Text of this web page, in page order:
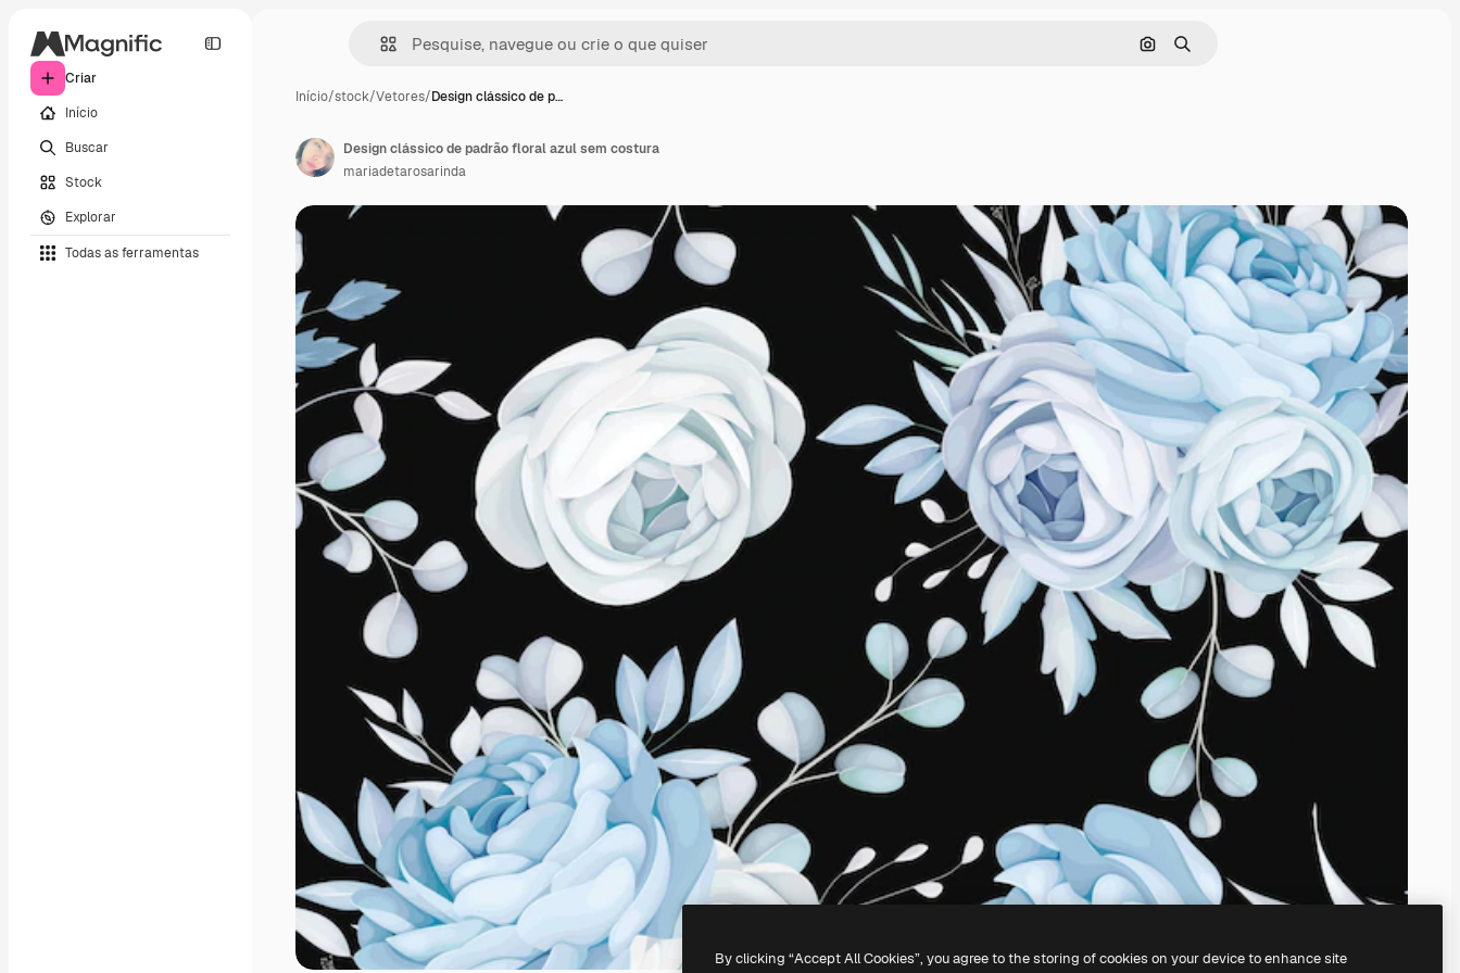
Criar
Início
Buscar
Stock
Explorar
Todas as ferramentas
Pesquisar por imagem
Buscar
Início/stock/Vetores/Design clássico de p…
Design clássico de padrão floral azul sem costura
mariadetarosarinda
By clicking “Accept All Cookies”, you agree to the storing of cookies on your device to enhance site